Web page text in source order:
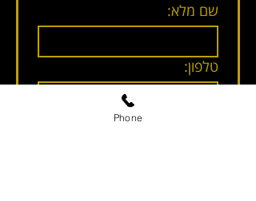
שם מלא:
טלפון:
Phone